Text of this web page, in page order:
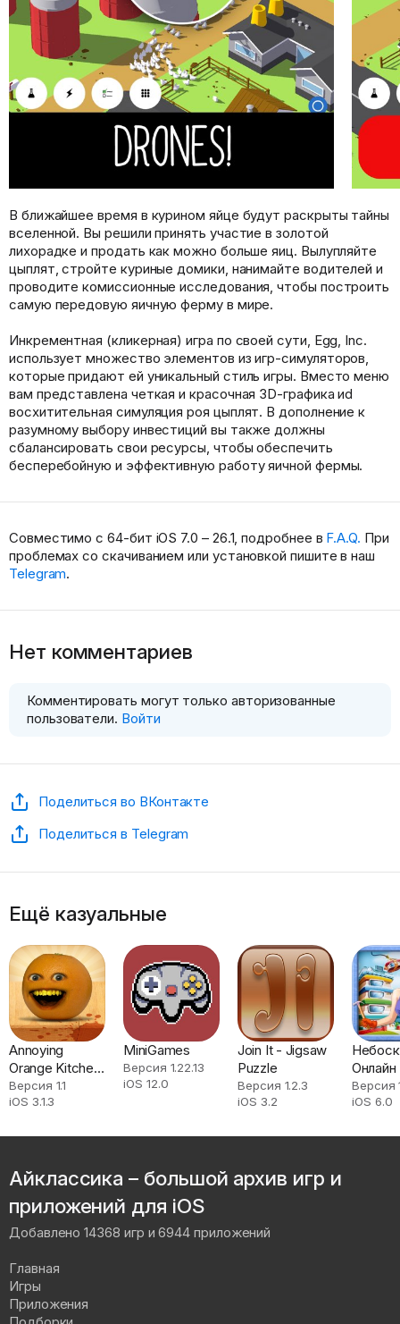
В ближайшее время в курином яйце будут раскрыты тайны
вселенной. Вы решили принять участие в золотой
лихорадке и продать как можно больше яиц. Вылупляйте
цыплят, стройте куриные домики, нанимайте водителей и
проводите комиссионные исследования, чтобы построить
самую передовую яичную ферму в мире.
Инкрементная (кликерная) игра по своей сути, Egg, Inc.
использует множество элементов из игр-симуляторов,
которые придают ей уникальный стиль игры. Вместо меню
вам представлена четкая и красочная 3D-графика иd
восхитительная симуляция роя цыплят. В дополнение к
разумному выбору инвестиций вы также должны
сбалансировать свои ресурсы, чтобы обеспечить
бесперебойную и эффективную работу яичной фермы.
Совместимо с 64-бит iOS 7.0 – 26.1, подробнее в F.A.Q. При
проблемах со скачиванием или установкой пишите в наш
Telegram.
Нет комментариев
Комментировать могут только авторизованные
пользователи. Войти
Поделиться во ВКонтакте
Поделиться в Telegram
Ещё казуальные
Annoying
Orange Kitchen
Carnage
Версия 1.1
iOS 3.1.3
MiniGames
Версия 1.22.13
iOS 12.0
Join It - Jigsaw
Puzzle
Версия 1.2.3
iOS 3.2
Онлайн
Версия
iOS 6.0
Айклассика – большой архив игр и
приложений для iOS
Добавлено 14368 игр и 6944 приложений
Главная
Игры
Приложения